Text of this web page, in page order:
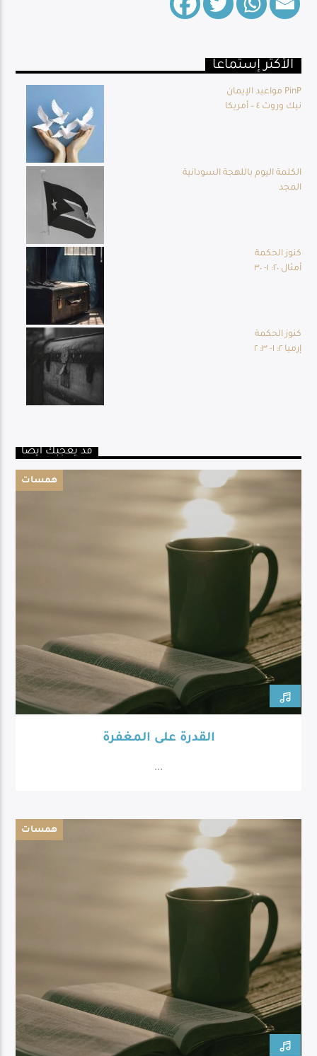
الأكثر إستماعا
مواعيد الإيمان PinP
نيك وروث ٤ – أمريكا
الكلمة اليوم باللهجة السودانية
المجد
كنوز الحكمة
أمثال ٢٠: ١- ٣٠
كنوز الحكمة
إرميا ٢: ١- ٣: ٢
قد يعجبك أيضا
همسات
القدرة على المغفرة
...
همسات